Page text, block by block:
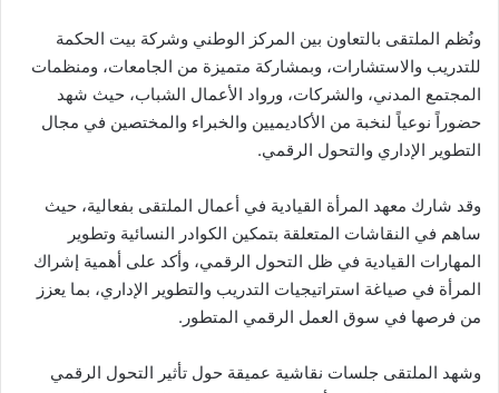
ونُظم الملتقى بالتعاون بين المركز الوطني وشركة بيت الحكمة
للتدريب والاستشارات، وبمشاركة متميزة من الجامعات، ومنظمات
المجتمع المدني، والشركات، ورواد الأعمال الشباب، حيث شهد
حضوراً نوعياً لنخبة من الأكاديميين والخبراء والمختصين في مجال
التطوير الإداري والتحول الرقمي.
وقد شارك معهد المرأة القيادية في أعمال الملتقى بفعالية، حيث
ساهم في النقاشات المتعلقة بتمكين الكوادر النسائية وتطوير
المهارات القيادية في ظل التحول الرقمي، وأكد على أهمية إشراك
المرأة في صياغة استراتيجيات التدريب والتطوير الإداري، بما يعزز
من فرصها في سوق العمل الرقمي المتطور.
وشهد الملتقى جلسات نقاشية عميقة حول تأثير التحول الرقمي